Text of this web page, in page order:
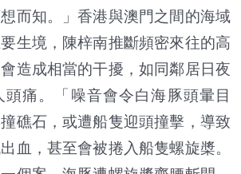
而知。」香港與澳門之間的海域
生境，陳梓南推斷頻密來往的高
造成相當的干擾，如同鄰居日夜
痛。「噪音會令白海豚頭暈目
礁石，或遭船隻迎頭撞擊，導致
血，甚至會被捲入船隻螺旋槳。